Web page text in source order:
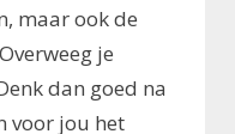
maar ook de
je
dan goed na
voor jou het